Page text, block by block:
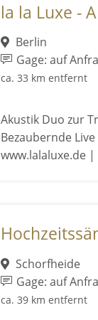
la la Luxe -
Berlin
Gage: auf
ca. 33 km entfernt
Akustik Duo zur
Bezaubernde
www.lalaluxe.de |
Schorfheide
Gage: auf
ca. 39 km entfernt